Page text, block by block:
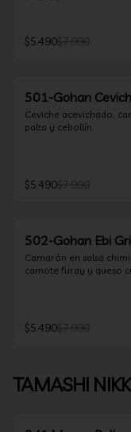
$5.490$7.990
501-Gohan
Ceviche acevichado,
palta y cebollín.
$5.490$7.990
502-Gohan Ebi
Camarón en salsa
camote furay y queso
$5.490$7.990
TAMASHI